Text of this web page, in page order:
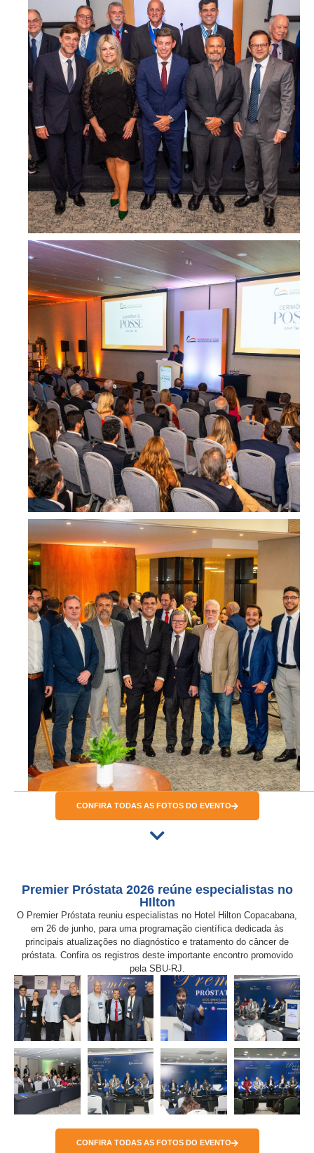
CONFIRA TODAS AS FOTOS DO EVENTO
Premier Próstata 2026 reúne especialistas no
HIlton
O Premier Próstata reuniu especialistas no Hotel Hilton Copacabana,
em 26 de junho, para uma programação científica dedicada às
principais atualizações no diagnóstico e tratamento do câncer de
próstata. Confira os registros deste importante encontro promovido
pela SBU-RJ.
CONFIRA TODAS AS FOTOS DO EVENTO